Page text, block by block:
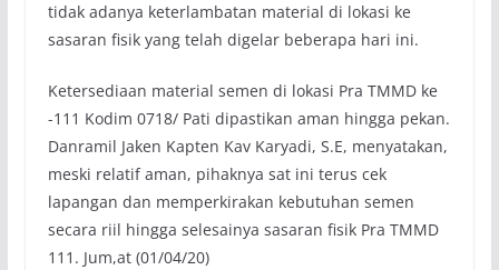
tidak adanya keterlambatan material di lokasi ke
sasaran fisik yang telah digelar beberapa hari ini.
Ketersediaan material semen di lokasi Pra TMMD ke
-111 Kodim 0718/ Pati dipastikan aman hingga pekan.
Danramil Jaken Kapten Kav Karyadi, S.E, menyatakan,
meski relatif aman, pihaknya sat ini terus cek
lapangan dan memperkirakan kebutuhan semen
secara riil hingga selesainya sasaran fisik Pra TMMD
111. Jum,at (01/04/20)